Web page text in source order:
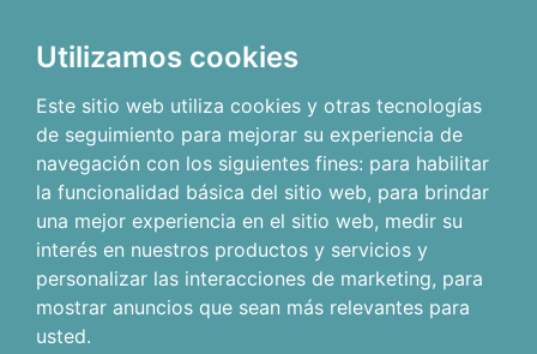
Utilizamos cookies
Este sitio web utiliza cookies y otras tecnologías
de seguimiento para mejorar su experiencia de
navegación con los siguientes fines: para habilitar
la funcionalidad básica del sitio web, para brindar
una mejor experiencia en el sitio web, medir su
interés en nuestros productos y servicios y
personalizar las interacciones de marketing, para
mostrar anuncios que sean más relevantes para
usted.